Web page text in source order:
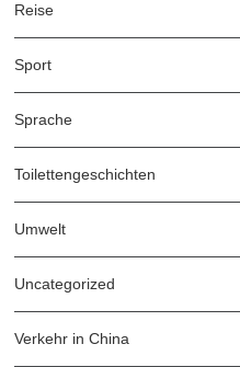
Reise
Sport
Sprache
Toilettengeschichten
Umwelt
Uncategorized
Verkehr in China